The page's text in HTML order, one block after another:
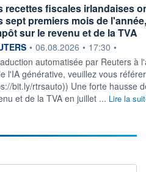
recettes fiscales irlandaises
sept premiers mois de
sur le revenu et de la TVA
fournie par
• 06.08.2026 • 17:30 •
automatisée par Reuters à
l'IA générative, veuillez vous
bit.ly/rtrsauto)) Une forte hausse
et de la TVA en juillet ... Lire la